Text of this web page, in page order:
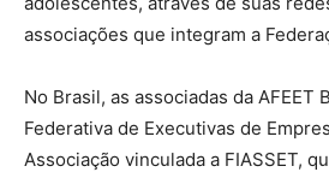
associações que integram a
No Brasil, as associadas da AFEET
Federativa de Executivas de
Associação vinculada a FIASSET,